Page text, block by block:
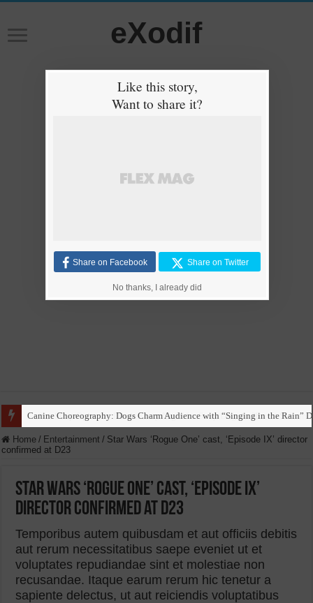
eXodif
Canine Choreography: Dogs Charm Audience with “Singing in the Rain”
Home / Entertainment / Star Wars ‘Rogue One’ cast, ‘Episode IX’ director
confirmed at D23
Star Wars ‘Rogue One’ cast, ‘Episode IX’
director confirmed at D23
Temporibus autem quibusdam et aut officiis debitis
aut rerum necessitatibus saepe eveniet ut et
voluptates repudiandae sint et molestiae non
recusandae. Itaque earum rerum hic tenetur a
sapiente delectus, ut aut reiciendis voluptatibus
Like this story,
Want to share it?
Share on Facebook Share on Twitter
No thanks, I already did